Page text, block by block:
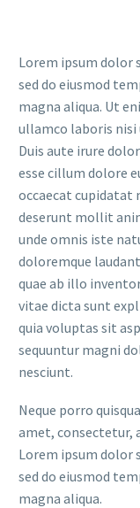
Lorem ipsum dolor
sed do eiusmod
magna aliqua. Ut
ullamco laboris nisi
Duis aute irure
esse cillum dolore
occaecat cupidatat
deserunt mollit
unde omnis iste
doloremque
quae ab illo
vitae dicta sunt
quia voluptas sit
sequuntur magni
nesciunt.
Neque porro
amet, consectetur,
Lorem ipsum dolor
sed do eiusmod
magna aliqua.